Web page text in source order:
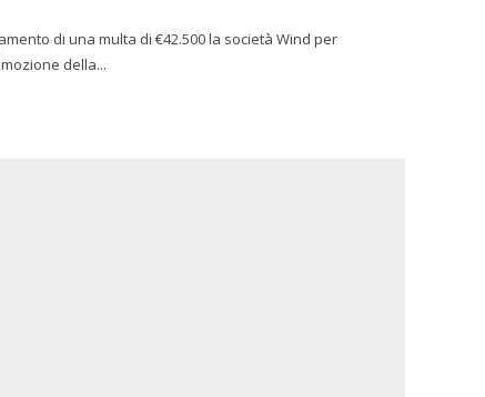
di una multa di €42.500 la società Wind per
della...